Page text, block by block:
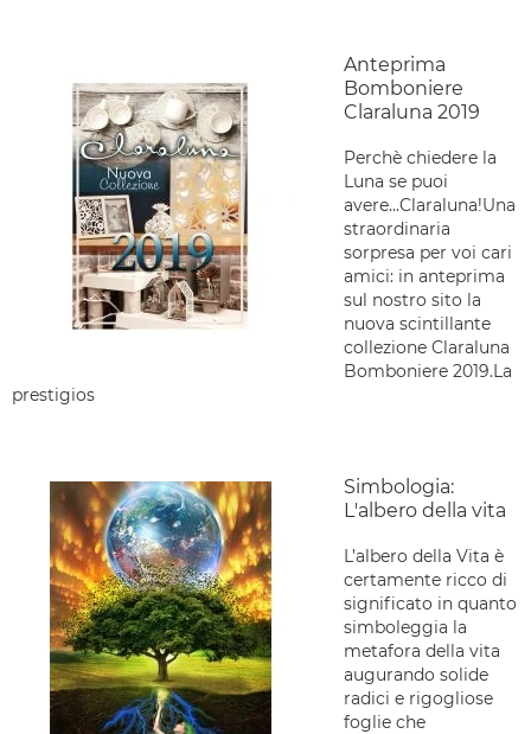
Anteprima
Bomboniere
Claraluna 2019
Perchè chiedere la
Luna se puoi
avere...Claraluna!Una
straordinaria
sorpresa per voi cari
amici: in anteprima
sul nostro sito la
nuova scintillante
collezione Claraluna
Bomboniere 2019.La
prestigios
Simbologia:
L'albero della vita
L’albero della Vita è
certamente ricco di
significato in quanto
simboleggia la
metafora della vita
augurando solide
radici e rigogliose
foglie che